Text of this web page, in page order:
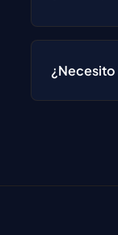
¿Necesito